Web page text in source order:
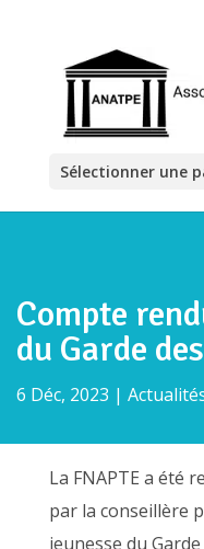
Sélectionner une
Compte
du Garde
6 Déc, 2023 |
La FNAPTE a été
par la conseillère
jeunesse du